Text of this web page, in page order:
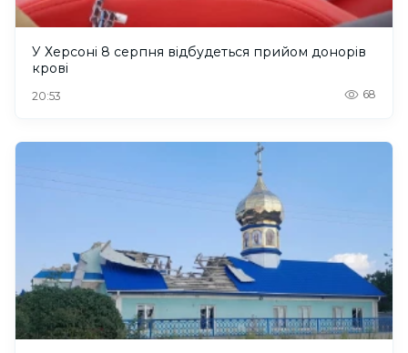
У Херсоні 8 серпня відбудеться прийом донорів
крові
20:53 68